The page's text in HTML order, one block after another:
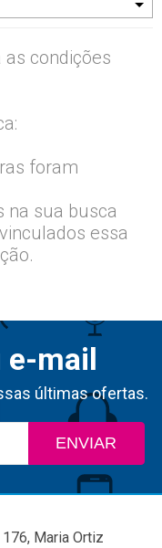
condições
foram
na sua busca
essa
e-mail
últimas ofertas.
ENVIAR
Maria Ortiz